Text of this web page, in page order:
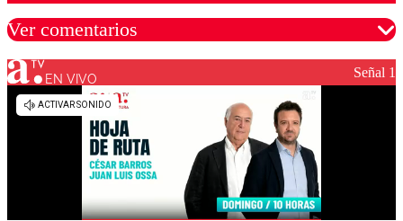
Ver comentarios
Los comentarios son moderados para garantizar un
diálogo respetuoso.
EN VIVO Señal 1